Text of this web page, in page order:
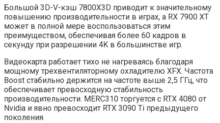
Большой 3D-V-кэш 7800X3D приводит к значительному
повышению производительности в играх, а RX 7900 XT
может в полной мере воспользоваться этим
преимуществом, обеспечивая более 60 кадров в
секунду при разрешении 4K в большинстве игр.
Видеокарта работает тихо не нагреваясь благодаря
мощному трехвентиляторному охладителю XFX. Частота
Boost стабильно держится на частоте выше 2,5 ГГц, что
обеспечивает превосходную стабильность
производительности. MERC310 торгуется с RTX 4080 от
Nvidia и явно превосходит RTX 3090 Ti предыдущего
поколения.